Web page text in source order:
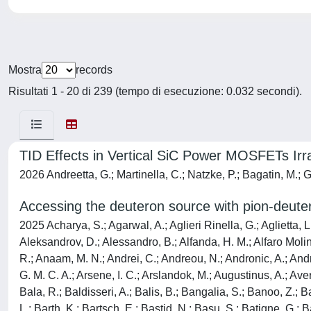
Mostra
records
Risultati 1 - 20 di 239 (tempo di esecuzione: 0.032 secondi).
TID Effects in Vertical SiC Power MOSFETs
2026 Andreetta, G.; Martinella, C.; Natzke, P.; Bagatin, M.;
Accessing the deuteron source with pion-
2025 Acharya, S.; Agarwal, A.; Aglieri Rinella, G.; Aglietta, L.; Agnello, M.; Agrawal, N.; Ahammed, Z.; Ahmad, S.; Ahn, S. U.; Ahuja, I.; Akindinov, A.; Akishina, V.; Al-Turany, M.; Aleksandrov, D.; Alessandro, B.; Alfanda, H. M.; Alfaro Molina, R.; Ali, B.; Alici, A.; Alizadehvandchali, N.; Alkin, A.; Alme, J.; Alocco, G.; Alt, T.; Altamura, A. R.; Altsybeev, I.; Alvarado, J. R.; Anaam, M. N.; Andrei, C.; Andreou, N.; Andronic, A.; Andronov, E.; Anguelov, V.; Antinori, F.; Antonioli, P.; Apadula, N.; Appelshäuser, H.; Arata, C.; Arcelli, S.; Arnaldi, R.; Arneiro, J. G. M. C. A.; Arsene, I. C.; Arslandok, M.; Augustinus, A.; Averbeck, R.; Averyanov, D.; Azmi, M. D.; Baba, H.; Badalà, A.; Bae, J.; Bae, Y.; Baek, Y. W.; Bai, X.; Bailhache, R.; Bailung, Y.; Bala, R.; Baldisseri, A.; Balis, B.; Bangalia, S.; Banoo, Z.; Barbasova, V.; Barile, F.; Barioglio, L.; Barlou, M.; Barman, B.; Barnaföldi, G. G.; Barnby, L. S.; Barreau, E.; Barret, V.; Barreto, L.; Barth, K.; Bartsch, E.; Bastid, N.; Basu, S.; Batigne, G.; Battistini, D.; Batyunya, B.; Bauri, D.; Bazo Alba, J. L.; Bearden, I. G.; Becht, P.; Behera, D.; Belikov, I.; Bell Hechavarria, A. D. C.; Bellini, F.; Bellwied, R.; Belokurova, S.; Beltran, L. G. E.; Beltran, Y. A. V.; Bencedi, G.; Bensaoula, A.; Beole, S.; Berdnikov, Y.; Berdnikova, A.; Bergmann, L.; Bernardinis, L.; Betev, L.; Bhaduri, P. P.; Bhasin, A.; Bhattacharjee, B.; Bhattarai, S.; Bianchi, L.; Bielčík, J.; Bielčíková, J.; Bigot, A. P.; Bilandzic, A.; Binoy, A.; Biro, G.; Biswas, S.; Bize, N.; Blau, D.; Blidaru, M. B.; Bluhme, N.; Blume, C.; Bock, F.; Bodova, T.; Bok, J.; Boldizsár, L.; Bombara, M.; Bond, P. M.; Bonomi, G.; Borel, H.; Borissov, A.; Borquez Carcamo, A. G.; Botta, E.; Bouziani, Y. E. M.; Brandibur, D. C.; Bratrud, L.; Braun-Munzinger, P.; Bregant, M.; Broz, M.; Bruno, G. E.; Buchakchiev, V. D.; Buckland, M. D.; Budnikov, D.; Buesching, H.; Bufalino, S.; Buhler, P.; Burmasov, N.; Buthelezi, Z.; Bylinkin, A.; Bysiak, S. A.; Cabanillas Noris, J. C.; Cabrera, M. F. T.; Caines, H.; Caliva, A.; Calvo Villar, E.; Camacho, J. M. M.; Camerini, P.; Camerlingo, M. T.; Canedo, F. D. M.; Cannito, S.; Cantway, S. L.; Carabas, M.; Carnesecchi, F.; Carvalho, L. A. D.; Castillo Castellanos, J.; Castoldi, M.; Catalano, F.; Cattaruzzi, S.; Cerri, R.; Chakaberia, I.; Chakraborty, P.; Chandra, S.; Chapeland, S.; Chartier, M.; Chattopadhay, S.; Chen, M.; Cheng, T.; Cheshkov, C.; Chiappara, D.; Chibante Barroso, V.; Chinellato, D. D.; Chinu, F.; Chizzali, E. S.; Cho, J.; Cho, S.; Chochula, P.; Chochulska, Z. A.; Choudhury, D.; Choudhury, S.; Christakoglou, P.; Christensen, C. H.; Christiansen, P.; Chujo, T.; Ciacco, M.; Cicalo, C.; Cimador, G.; Cindolo, F.; Ciupek, M. R.; Clai, G.; Colamaria, F.; Colburn, J. S.; Colella, D.; Colelli, A.; Colocci, M.; Concas, M.; Conesa Balbastre, G.; Conesa Del Valle, Z.; Contin, G.; Contreras, J. G.; Coquet, M. L.; Cortese, P.; Cosentino, M. R.; Costa, F.; Costanza, S.; Crochet, P.; Czarnynoga, M. M.; Dainese, A.; Dange, G.; Danisch, M. C.; Danu, A.; Das, P.; Das, S.; Dash, A. R.; Dash, S.; De Caro, A.; De Cataldo, G.; De Cuveland, J.; De Falco, A.; De Gruttola, D.; De Marco, N.; De Martin, C.; De Pasquale, S.; Deb, R.; Del Grande, R.; Dello Stritto, L.; De Souza, G. G. A.; Dhankher, P.; Di Bari, D.; Di Costanzo, M.; Di Mauro, A.; Di